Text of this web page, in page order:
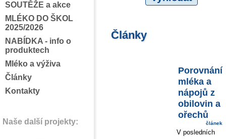
SOUTĚŽE a akce
MLÉKO DO ŠKOL
2025/2026
NABÍDKA - info o
produktech
Mléko a výživa
Články
Kontakty
Naše další projekty:
Články
Porovnání
mléka a
nápojů z
obilovin a
ořechů
článek
V posledních